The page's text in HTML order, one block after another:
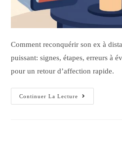
Comment reconquérir son ex à
puissant: signes, étapes, erreurs à
pour un retour d’affection rapide.
Continuer La Lecture